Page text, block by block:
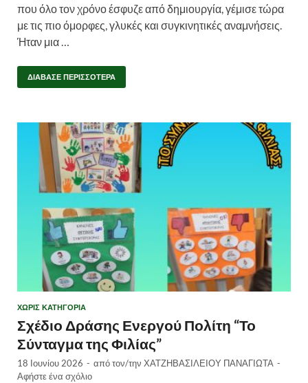
που όλο τον χρόνο έσφυζε από δημιουργία, γέμισε τώρα
με τις πιο όμορφες, γλυκές και συγκινητικές αναμνήσεις.
Ήταν μια …
ΔΙΆΒΑΣΕ ΠΕΡΙΣΣΌΤΕΡΑ
ΧΩΡΊΣ ΚΑΤΗΓΟΡΊΑ
Σχέδιο Δράσης Ενεργού Πολίτη “Το
Σύνταγμα της Φιλίας”
18 Ιουνίου 2026 - από τον/την ΧΑΤΖΗΒΑΣΙΛΕΙΟΥ ΠΑΝΑΓΙΩΤΑ -
Αφήστε ένα σχόλιο